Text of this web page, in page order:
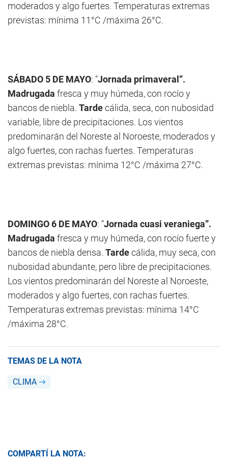
moderados y algo fuertes. Temperaturas extremas
previstas: mínima 11°C /máxima 26°C.
SÁBADO 5 DE MAYO: “Jornada primaveral”.
Madrugada fresca y muy húmeda, con rocío y
bancos de niebla. Tardecálida, seca, con nubosidad
variable, libre de precipitaciones. Los vientos
predominarán del Noreste al Noroeste, moderados y
algo fuertes, con rachas fuertes. Temperaturas
extremas previstas: mínima 12°C /máxima 27°C.
DOMINGO 6 DE MAYO: “Jornada cuasi veraniega”.
Madrugada fresca y muy húmeda, con rocío fuerte y
bancos de niebla densa. Tardecálida, muy seca, con
nubosidad abundante, pero libre de precipitaciones.
Los vientos predominarán del Noreste al Noroeste,
moderados y algo fuertes, con rachas fuertes.
Temperaturas extremas previstas: mínima 14°C
/máxima 28°C.
TEMAS DE LA NOTA
CLIMA
COMPARTÍ LA NOTA: